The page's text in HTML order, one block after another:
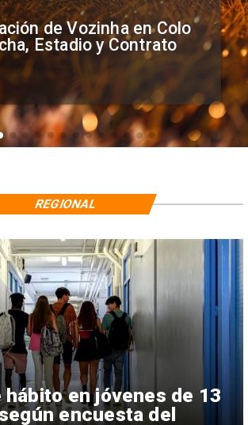
de Vozinha en Colo
Estadio y Contrato
en jóvenes de 13
encuesta del
REGIONAL